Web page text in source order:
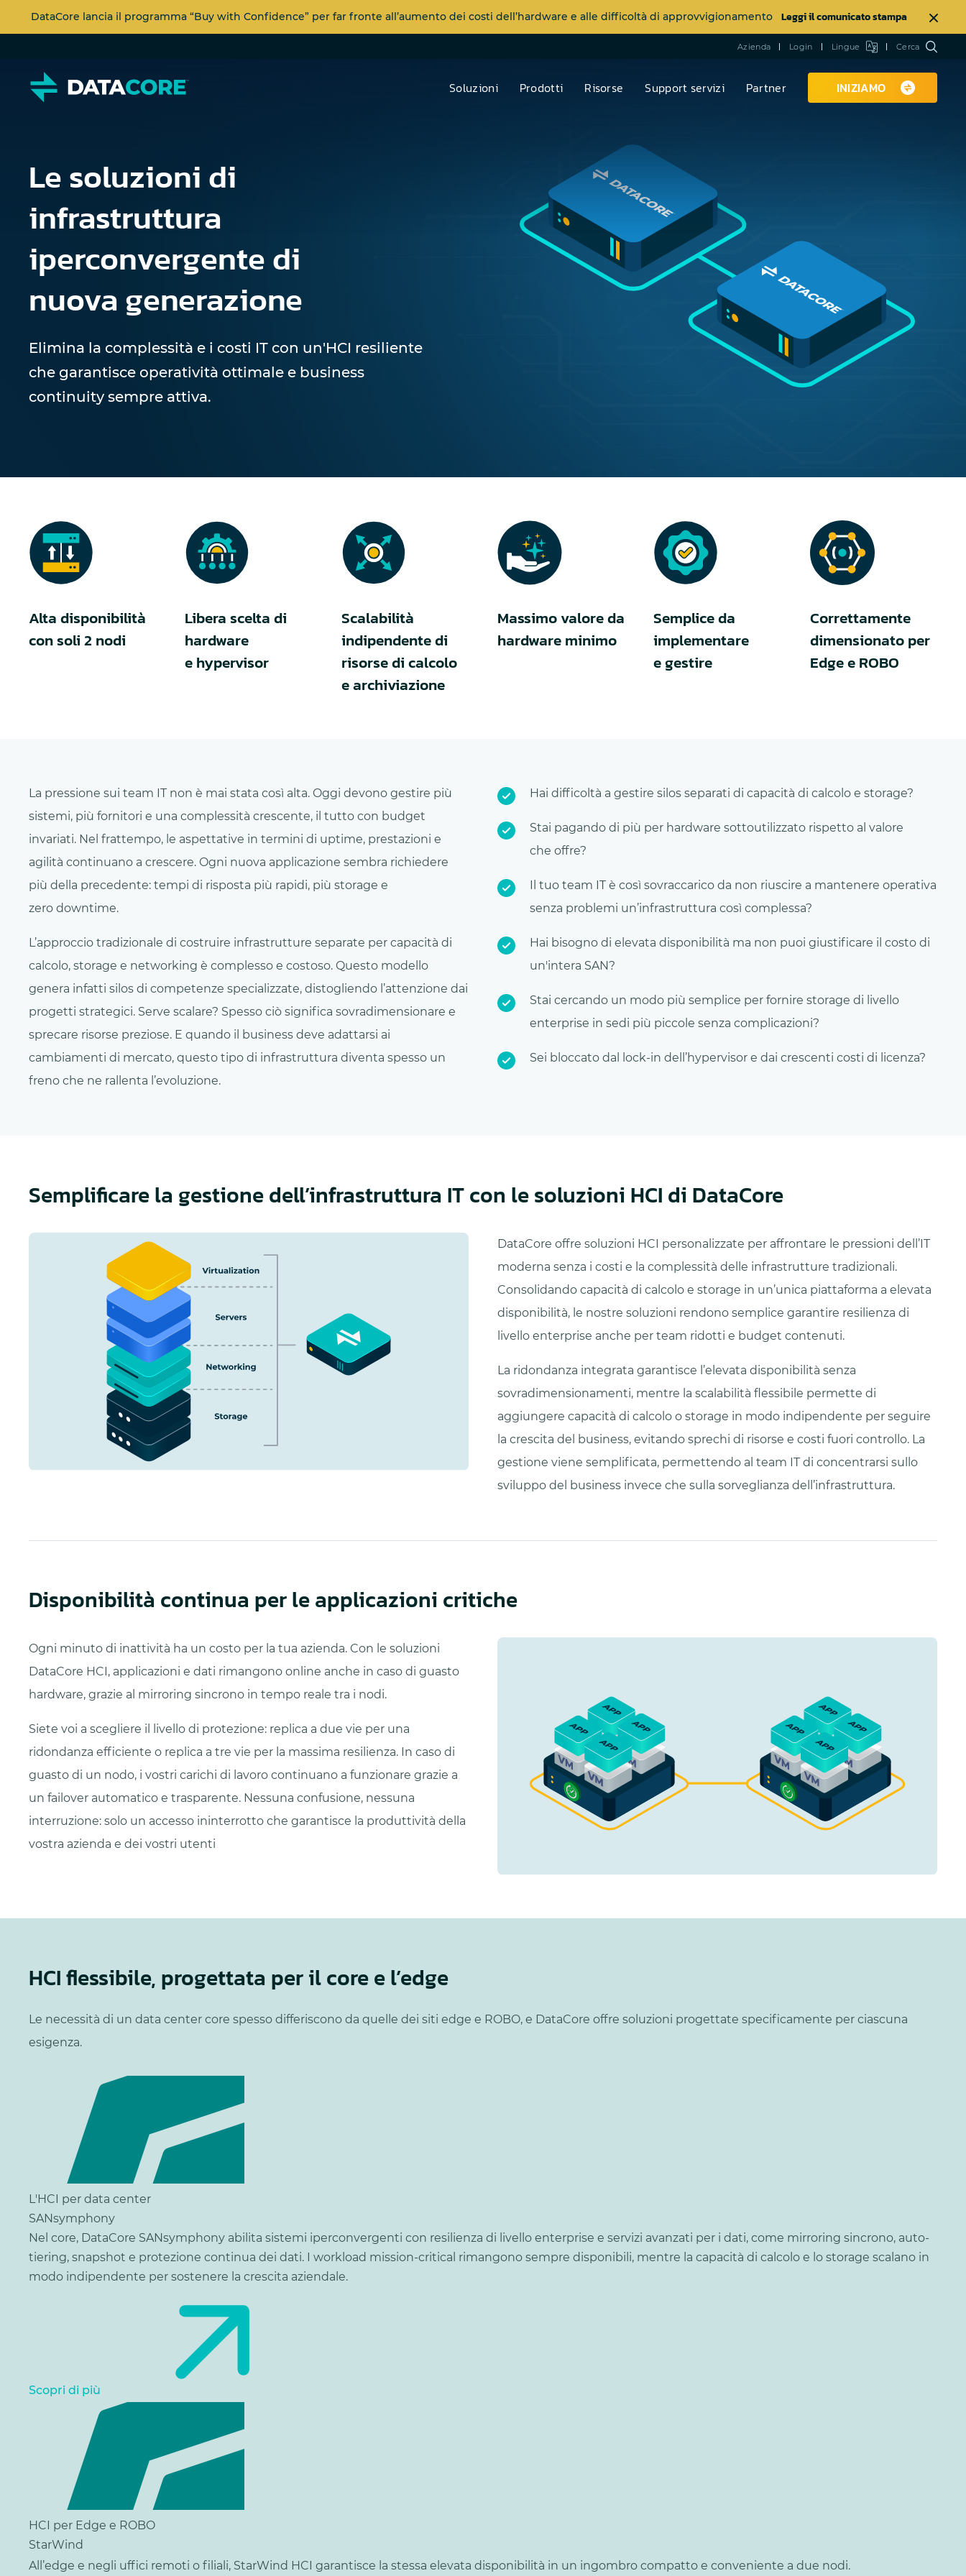
DataCore lancia il programma “Buy with Confidence” per far fronte all’aumento dei costi dell’hardware e alle difficoltà di approvvigionamento Leggi il comunicato stampa
Azienda Login Lingue Cerca
Soluzioni Prodotti Risorse Support servizi Partner INIZIAMO
Le soluzioni di
infrastruttura
iperconvergente di
nuova generazione
Elimina la complessità e i costi IT con un'HCI resiliente
che garantisce operatività ottimale e business
continuity sempre attiva.
Alta disponibilità
con soli 2 nodi
Libera scelta di
hardware
e hypervisor
Scalabilità
indipendente di
risorse di calcolo
e archiviazione
Massimo valore da
hardware minimo
Semplice da
implementare
e gestire
Correttamente
dimensionato per
Edge e ROBO
La pressione sui team IT non è mai stata così alta. Oggi devono gestire più
sistemi, più fornitori e una complessità crescente, il tutto con budget
invariati. Nel frattempo, le aspettative in termini di uptime, prestazioni e
agilità continuano a crescere. Ogni nuova applicazione sembra richiedere
più della precedente: tempi di risposta più rapidi, più storage e
zero downtime.
L’approccio tradizionale di costruire infrastrutture separate per capacità di
calcolo, storage e networking è complesso e costoso. Questo modello
genera infatti silos di competenze specializzate, distogliendo l’attenzione dai
progetti strategici. Serve scalare? Spesso ciò significa sovradimensionare e
sprecare risorse preziose. E quando il business deve adattarsi ai
cambiamenti di mercato, questo tipo di infrastruttura diventa spesso un
freno che ne rallenta l’evoluzione.
Hai difficoltà a gestire silos separati di capacità di calcolo e storage?
Stai pagando di più per hardware sottoutilizzato rispetto al valore
che offre?
Il tuo team IT è così sovraccarico da non riuscire a mantenere operativa
senza problemi un’infrastruttura così complessa?
Hai bisogno di elevata disponibilità ma non puoi giustificare il costo di
un'intera SAN?
Stai cercando un modo più semplice per fornire storage di livello
enterprise in sedi più piccole senza complicazioni?
Sei bloccato dal lock-in dell’hypervisor e dai crescenti costi di licenza?
Semplificare la gestione dell’infrastruttura IT con le soluzioni HCI di DataCore
DataCore offre soluzioni HCI personalizzate per affrontare le pressioni dell’IT
moderna senza i costi e la complessità delle infrastrutture tradizionali.
Consolidando capacità di calcolo e storage in un’unica piattaforma a elevata
disponibilità, le nostre soluzioni rendono semplice garantire resilienza di
livello enterprise anche per team ridotti e budget contenuti.
La ridondanza integrata garantisce l’elevata disponibilità senza
sovradimensionamenti, mentre la scalabilità flessibile permette di
aggiungere capacità di calcolo o storage in modo indipendente per seguire
la crescita del business, evitando sprechi di risorse e costi fuori controllo. La
gestione viene semplificata, permettendo al team IT di concentrarsi sullo
sviluppo del business invece che sulla sorveglianza dell’infrastruttura.
Disponibilità continua per le applicazioni critiche
Ogni minuto di inattività ha un costo per la tua azienda. Con le soluzioni
DataCore HCI, applicazioni e dati rimangono online anche in caso di guasto
hardware, grazie al mirroring sincrono in tempo reale tra i nodi.
Siete voi a scegliere il livello di protezione: replica a due vie per una
ridondanza efficiente o replica a tre vie per la massima resilienza. In caso di
guasto di un nodo, i vostri carichi di lavoro continuano a funzionare grazie a
un failover automatico e trasparente. Nessuna confusione, nessuna
interruzione: solo un accesso ininterrotto che garantisce la produttività della
vostra azienda e dei vostri utenti
HCI flessibile, progettata per il core e l’edge
Le necessità di un data center core spesso differiscono da quelle dei siti edge e ROBO, e DataCore offre soluzioni progettate specificamente per ciascuna
esigenza.
L'HCI per data center
SANsymphony
Nel core, DataCore SANsymphony abilita sistemi iperconvergenti con resilienza di livello enterprise e servizi avanzati per i dati, come mirroring sincrono, auto-
tiering, snapshot e protezione continua dei dati. I workload mission-critical rimangono sempre disponibili, mentre la capacità di calcolo e lo storage scalano in
modo indipendente per sostenere la crescita aziendale.
Scopri di più
HCI per Edge e ROBO
StarWind
All’edge e negli uffici remoti o filiali, StarWind HCI garantisce la stessa elevata disponibilità in un ingombro compatto e conveniente a due nodi.